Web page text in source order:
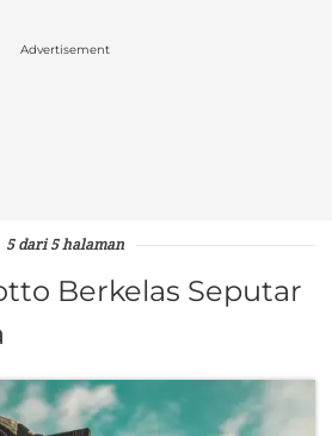
Advertisement
5 dari 5 halaman
Berkelas Seputar